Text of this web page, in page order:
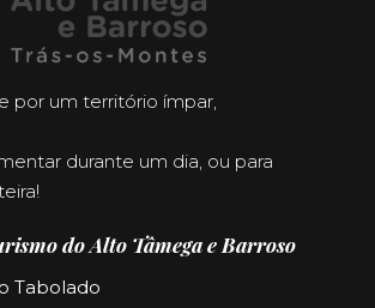
por um território ímpar,
durante um dia, ou para
do Alto Tâmega e Barroso
Tabolado